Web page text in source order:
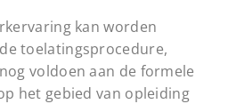
kan worden
toelatingsprocedure,
voldoen aan de formele
het gebied van opleiding